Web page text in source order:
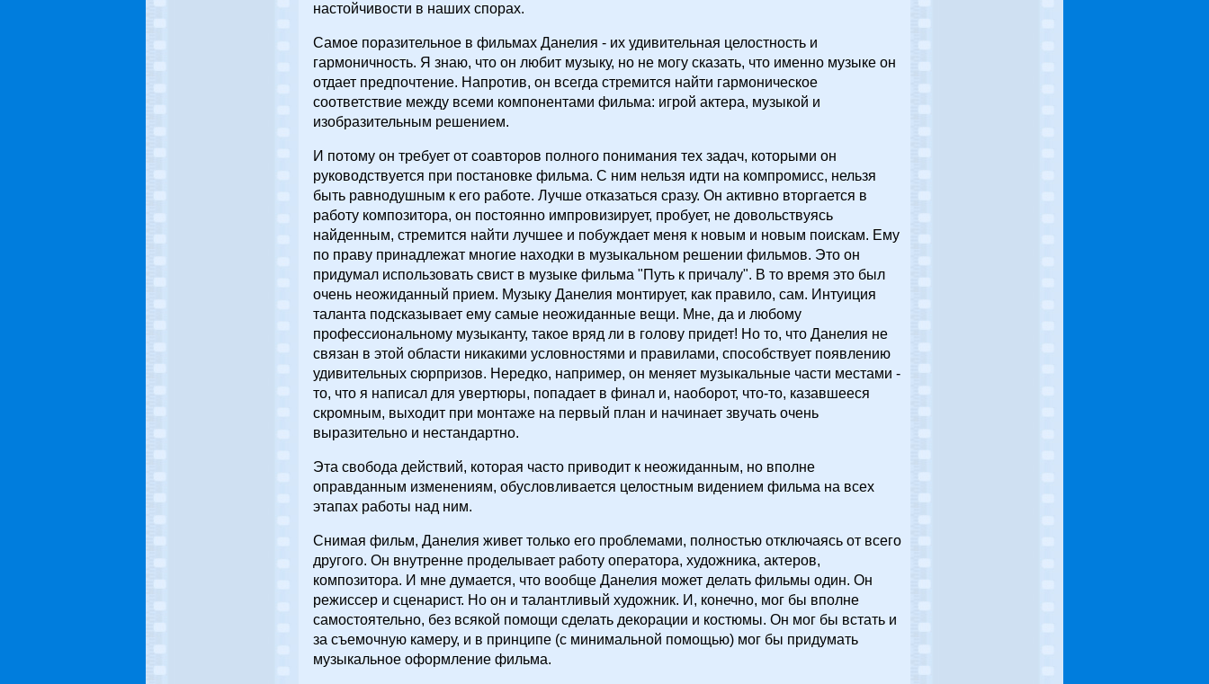
настойчивости в наших спорах.
Самое поразительное в фильмах Данелия - их удивительная целостность и
гармоничность. Я знаю, что он любит музыку, но не могу сказать, что именно музыке он
отдает предпочтение. Напротив, он всегда стремится найти гармоническое
соответствие между всеми компонентами фильма: игрой актера, музыкой и
изобразительным решением.
И потому он требует от соавторов полного понимания тех задач, которыми он
руководствуется при постановке фильма. С ним нельзя идти на компромисс, нельзя
быть равнодушным к его работе. Лучше отказаться сразу. Он активно вторгается в
работу композитора, он постоянно импровизирует, пробует, не довольствуясь
найденным, стремится найти лучшее и побуждает меня к новым и новым поискам. Ему
по праву принадлежат многие находки в музыкальном решении фильмов. Это он
придумал использовать свист в музыке фильма "Путь к причалу". В то время это был
очень неожиданный прием. Музыку Данелия монтирует, как правило, сам. Интуиция
таланта подсказывает ему самые неожиданные вещи. Мне, да и любому
профессиональному музыканту, такое вряд ли в голову придет! Но то, что Данелия не
связан в этой области никакими условностями и правилами, способствует появлению
удивительных сюрпризов. Нередко, например, он меняет музыкальные части местами -
то, что я написал для увертюры, попадает в финал и, наоборот, что-то, казавшееся
скромным, выходит при монтаже на первый план и начинает звучать очень
выразительно и нестандартно.
Эта свобода действий, которая часто приводит к неожиданным, но вполне
оправданным изменениям, обусловливается целостным видением фильма на всех
этапах работы над ним.
Снимая фильм, Данелия живет только его проблемами, полностью отключаясь от всего
другого. Он внутренне проделывает работу оператора, художника, актеров,
композитора. И мне думается, что вообще Данелия может делать фильмы один. Он
режиссер и сценарист. Но он и талантливый художник. И, конечно, мог бы вполне
самостоятельно, без всякой помощи сделать декорации и костюмы. Он мог бы встать и
за съемочную камеру, и в принципе (с минимальной помощью) мог бы придумать
музыкальное оформление фильма.